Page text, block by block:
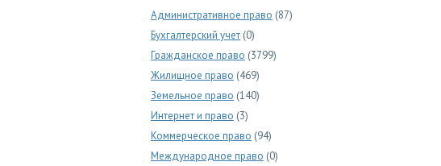
Административное право (87)
Бухгалтерский учет (0)
Гражданское право (3799)
Жилищное право (469)
Земельное право (140)
Интернет и право (3)
Коммерческое право (94)
Международное право (0)